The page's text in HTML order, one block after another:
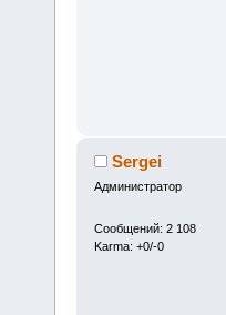
Sergei
Администратор
Сообщений: 2 108
Karma: +0/-0